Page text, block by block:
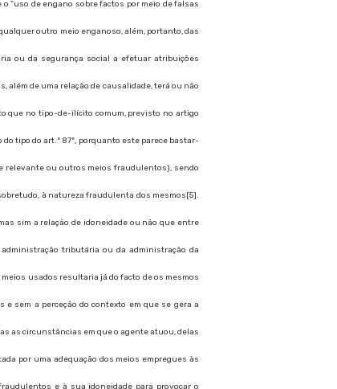
“uso de engano sobre factos por meio de falsas
outro meio enganoso, além, portanto, das
ou da segurança social a efetuar atribuições
de uma relação de causalidade, terá ou não
que no tipo-de-ilícito comum, previsto no artigo
tipo do art.º 87º, porquanto este parece bastar-
relevante ou outros meios fraudulentos), sendo
à natureza fraudulenta dos mesmos[5].
sim a relação de idoneidade ou não que entre
tributária ou da administração da
usados resultaria já do facto de os mesmos
sem a perceção do contexto em que se gera a
as circunstâncias em que o agente atuou, delas
por uma adequação dos meios empregues às
e à sua idoneidade para provocar o